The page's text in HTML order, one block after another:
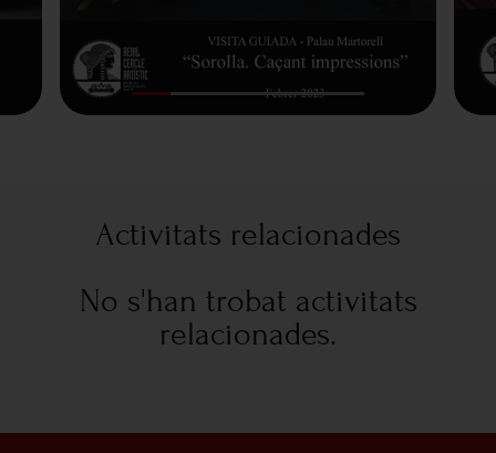
Activitats relacionades
No s'han trobat activitats
relacionades.